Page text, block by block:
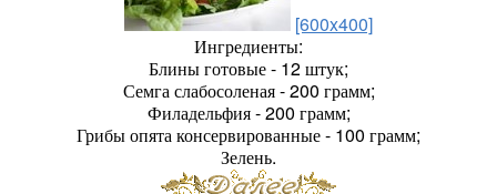
[600x400]
Ингредиенты:
Блины готовые - 12 штук;
Семга слабосоленая - 200 грамм;
Филадельфия - 200 грамм;
Грибы опята консервированные - 100 грамм;
Зелень.